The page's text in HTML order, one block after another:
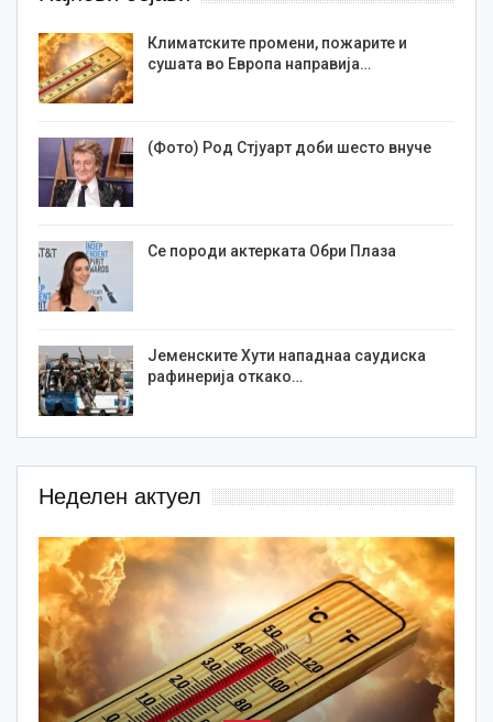
Климатските промени, пожарите и
сушата во Европа направија…
(Фото) Род Стјуарт доби шесто внуче
Се породи актерката Обри Плаза
Јеменските Хути нападнаа саудиска
рафинерија откако…
Неделен актуел